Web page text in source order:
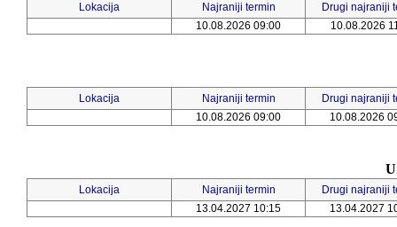
Lokacija Najraniji termin
Drugi najraniji
10.08.2026 09:00
10.08.2026
Lokacija Najraniji termin
Drugi najraniji
10.08.2026 09:00
10.08.2026
Lokacija Najraniji termin
Drugi najraniji
13.04.2027 10:15
13.04.2027